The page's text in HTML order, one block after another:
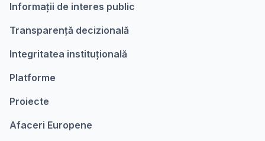
Informații de interes public
Transparență decizională
Integritatea instituțională
Platforme
Proiecte
Afaceri Europene